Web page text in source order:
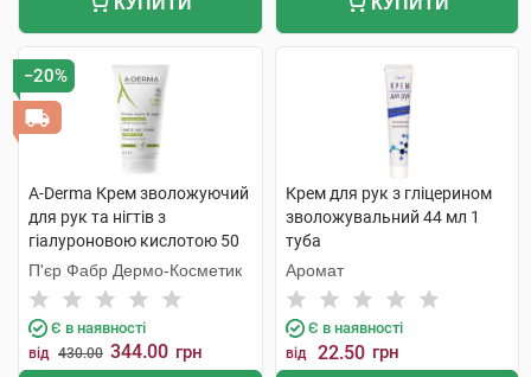
−20%
A-Derma Крем зволожуючий
для рук та нігтів з
гіалуроновою кислотою 50
мл 1 туба
П'єр Фабр Дермо-Косметик
Є в наявності
від 430.00 344.00 грн
Крем для рук з гліцерином
зволожувальний 44 мл 1
туба
Аромат
Є в наявності
від 22.50 грн